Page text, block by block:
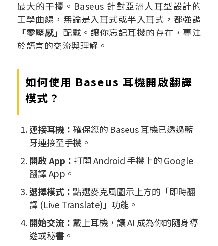
最大的干擾。Baseus 針對亞洲人耳型設計的
工學曲線，無論是入耳式或半入耳式，都強調
「零壓感」 配戴。讓你忘記耳機的存在，專注
於語言的交流與理解。
如何使用 Baseus 耳機開啟翻譯
模式？
連接耳機： 確保您的 Baseus 耳機已透過藍
牙連接至手機。
開啟 App： 打開 Android 手機上的 Google
翻譯 App。
選擇模式： 點選麥克風圖示上方的「即時翻
譯 (Live Translate)」功能。
開始交流： 戴上耳機，讓 AI 成為你的隨身導
遊或秘書。